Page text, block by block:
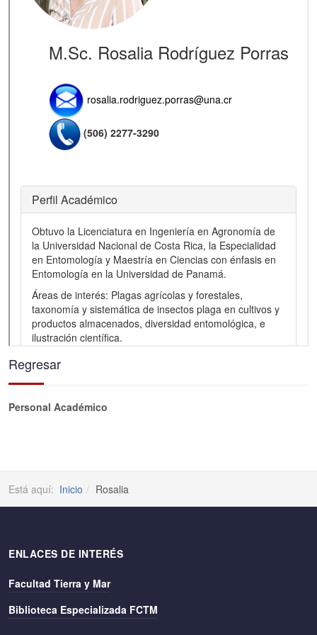
Regresar
Personal Académico
Está aquí: Inicio Rosalia
ENLACES DE INTERÉS
Facultad Tierra y Mar
Biblioteca Especializada FCTM